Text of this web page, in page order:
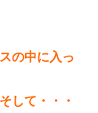
の中に入っ
して・・・